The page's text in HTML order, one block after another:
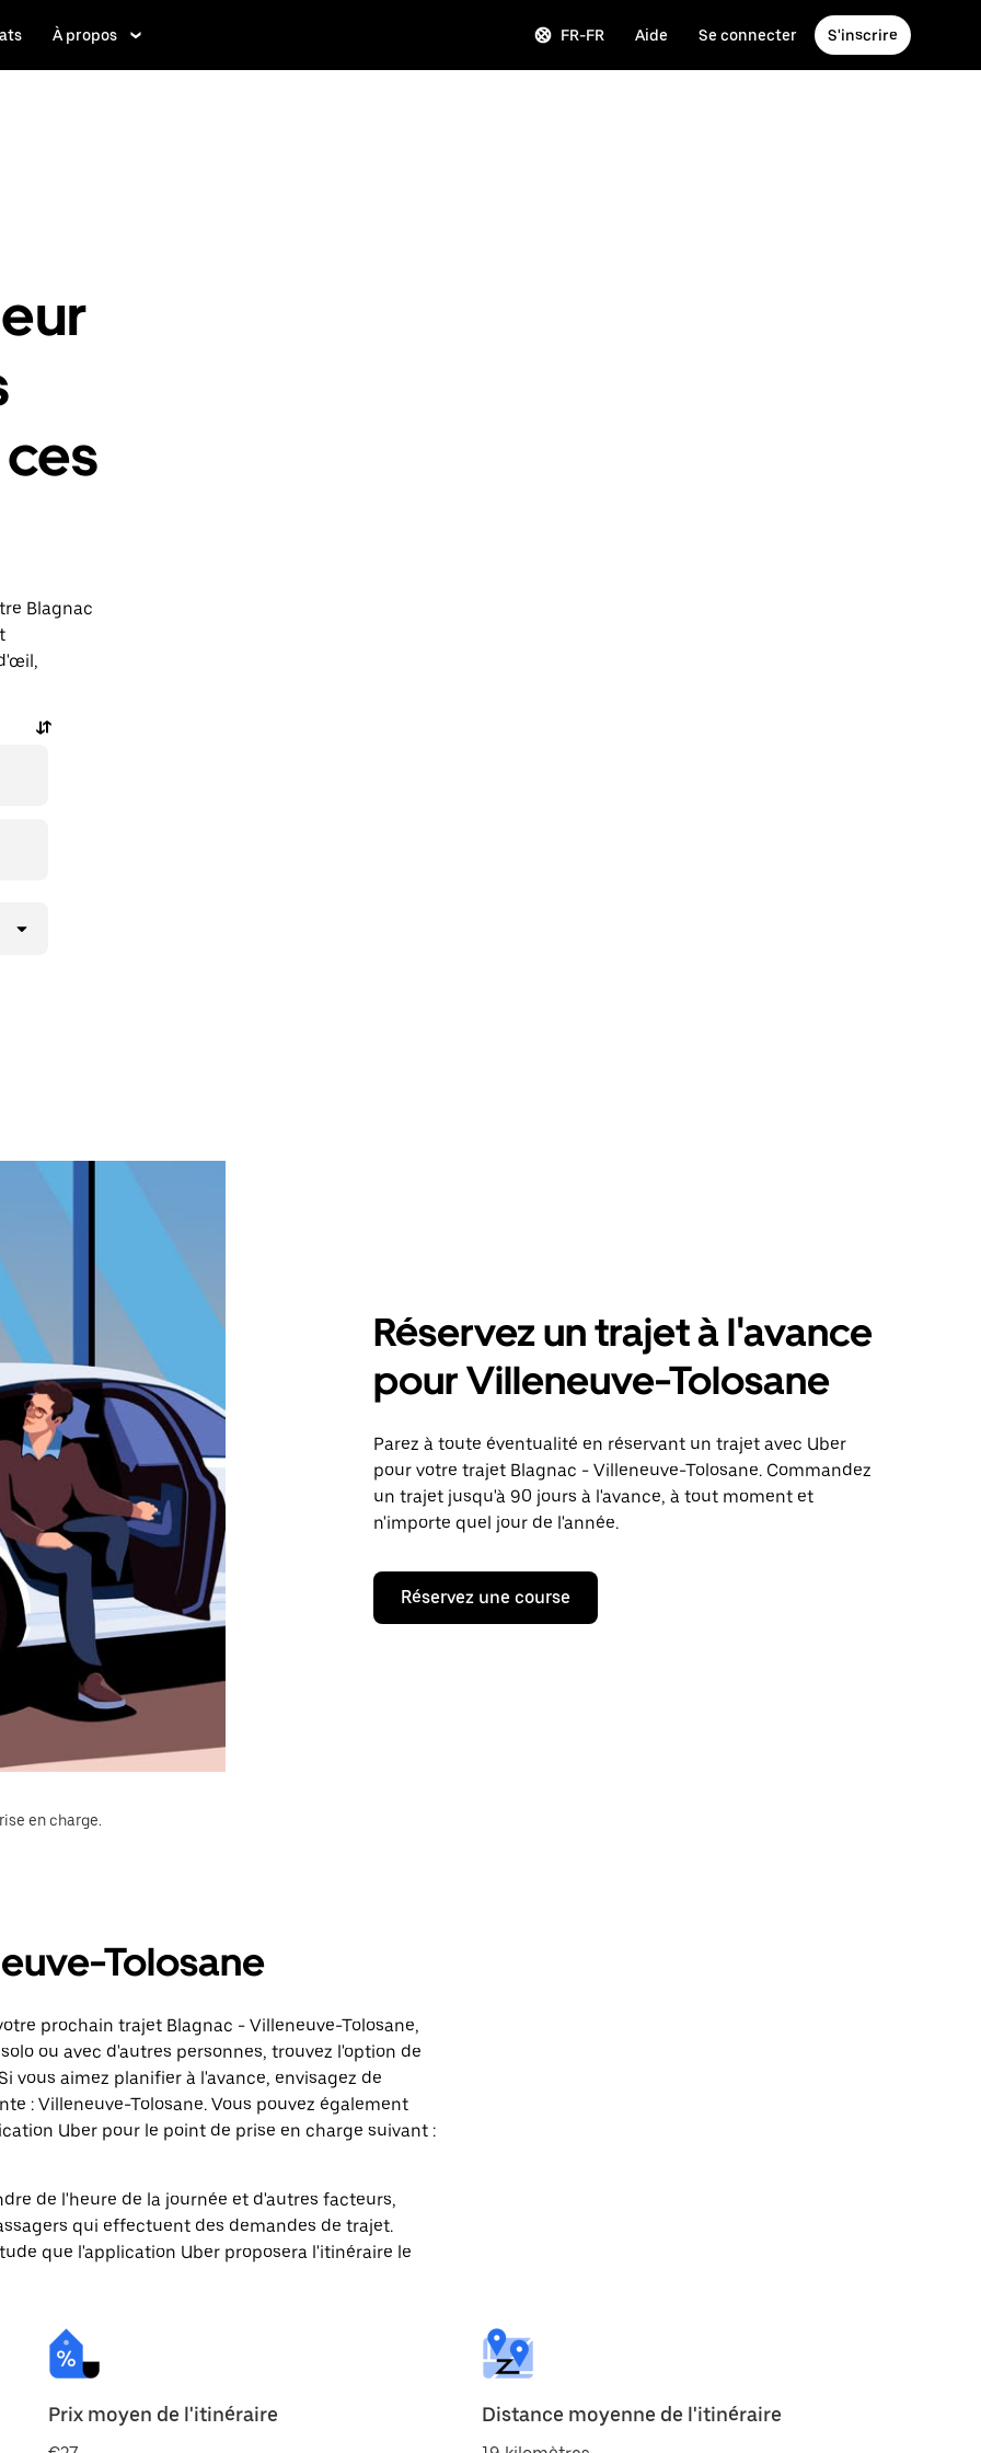
À propos FR-FR Aide Se connecter S'inscrire
Blagnac
Réservez un trajet à l'avance
pour Villeneuve-Tolosane
Parez à toute éventualité en réservant un trajet avec Uber
pour votre trajet Blagnac - Villeneuve-Tolosane. Commandez
un trajet jusqu'à 90 jours à l'avance, à tout moment et
n'importe quel jour de l'année.
Réservez une course
en charge.
Tolosane
prochain trajet Blagnac - Villeneuve-Tolosane,
ou avec d'autres personnes, trouvez l'option de
vous aimez planifier à l'avance, envisagez de
: Villeneuve-Tolosane. Vous pouvez également
Uber pour le point de prise en charge suivant :
de l'heure de la journée et d'autres facteurs,
qui effectuent des demandes de trajet.
que l'application Uber proposera l'itinéraire le
Prix moyen de l'itinéraire Distance moyenne de l'itinéraire